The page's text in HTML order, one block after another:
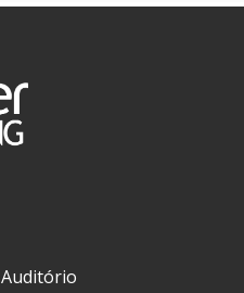
Auditório